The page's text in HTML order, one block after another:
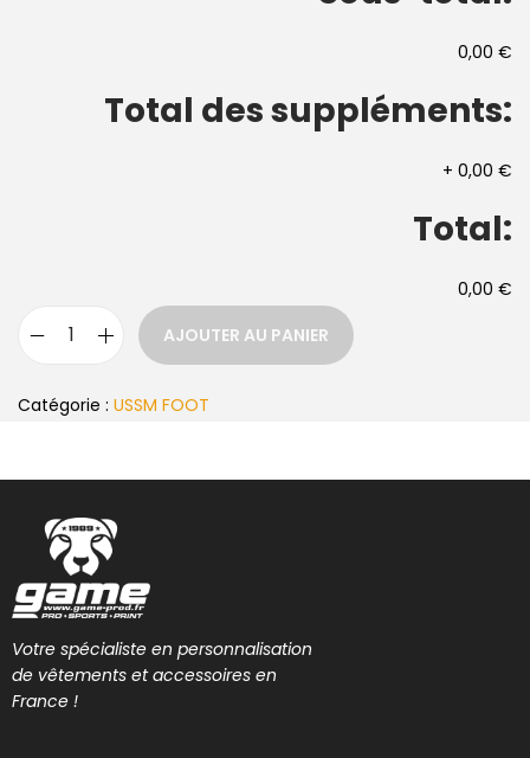
0,00 €
Total des suppléments:
+ 0,00 €
Total:
0,00 €
AJOUTER AU PANIER
Catégorie : USSM FOOT
Votre spécialiste en personnalisation
de vêtements et accessoires en
France !